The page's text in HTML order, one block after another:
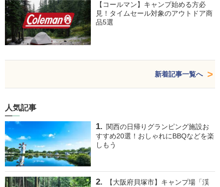
【コールマン】キャンプ始める方必
見！タイムセール対象のアウトドア商
品5選
新着記事一覧へ
人気記事
関西の日帰りグランピング施設お
すすめ20選！おしゃれにBBQなどを楽
しもう
【大阪府貝塚市】キャンプ場「渓